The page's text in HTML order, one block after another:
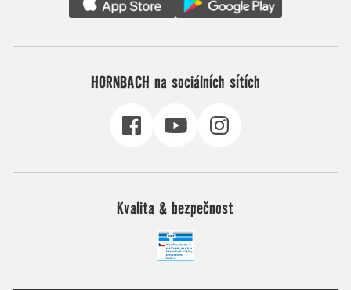
HORNBACH na sociálních sítích
Kvalita & bezpečnost